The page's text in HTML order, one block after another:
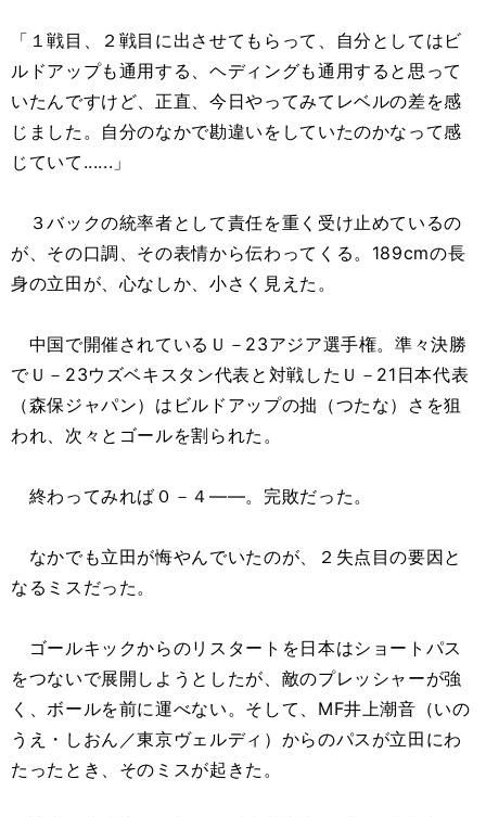
「１戦目、２戦目に出させてもらって、自分としてはビ
ルドアップも通用する、ヘディングも通用すると思って
いたんですけど、正直、今日やってみてレベルの差を感
じました。自分のなかで勘違いをしていたのかなって感
じていて......」
３バックの統率者として責任を重く受け止めているの
が、その口調、その表情から伝わってくる。189cmの長
身の立田が、心なしか、小さく見えた。
中国で開催されているＵ－23アジア選手権。準々決勝
でＵ－23ウズベキスタン代表と対戦したＵ－21日本代表
（森保ジャパン）はビルドアップの拙（つたな）さを狙
われ、次々とゴールを割られた。
終わってみれば０－４――。完敗だった。
なかでも立田が悔やんでいたのが、２失点目の要因と
なるミスだった。
ゴールキックからのリスタートを日本はショートパス
をつないで展開しようとしたが、敵のプレッシャーが強
く、ボールを前に運べない。そして、MF井上潮音（いの
うえ・しおん／東京ヴェルディ）からのパスが立田にわ
たったとき、そのミスが起きた。